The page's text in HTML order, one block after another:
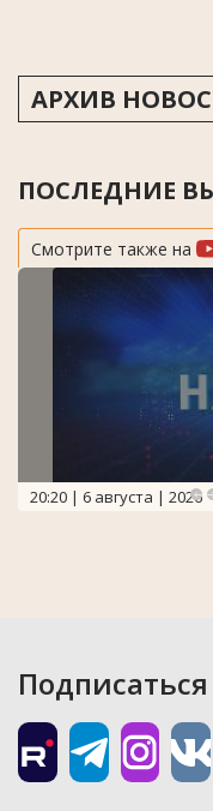
АРХИВ
ПОСЛЕДНИЕ
Смотрите также на
20:20 | 6 августа | 2026
Подписаться